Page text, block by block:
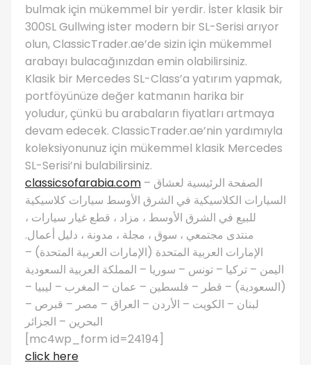
bulmak için mükemmel bir yerdir. İster klasik bir
300SL Gullwing ister modern bir SL-Serisi arıyor
olun, ClassicTrader.ae’de sizin için mükemmel
arabayı bulacağınızdan emin olabilirsiniz.
Klasik bir Mercedes SL-Class’a yatırım yapmak,
portföyünüze değer katmanın harika bir
yoludur, çünkü bu arabaların fiyatları artmaya
devam edecek. ClassicTrader.ae’nin yardımıyla
koleksiyonunuz için mükemmel klasik Mercedes
SL-Serisi’ni bulabilirsiniz.
classicsofarabia.com – الصفحة الرئيسية لعشاق
السيارات الكلاسيكية في الشرق الأوسط سيارات كلاسيكية
للبيع في الشرق الأوسط ، مزاد ، قطع غيار سيارات ،
منتدى مجتمعي ، سوق ، مجلة ، مدونة ، دليل أعمال.
الإمارات العربية المتحدة (الإمارات العربية المتحدة) –
اليمن – تركيا – تونس – سوريا – المملكة العربية السعودية
(السعودية) – قطر – فلسطين – عمان – المغرب – ليبيا –
لبنان – الكويت – الأردن – العراق – مصر – قبرص –
البحرين – الجزائر
[mc4wp_form id=24194]
click here